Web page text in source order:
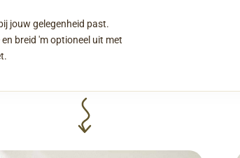
jouw gelegenheid past.
breid 'm optioneel uit met